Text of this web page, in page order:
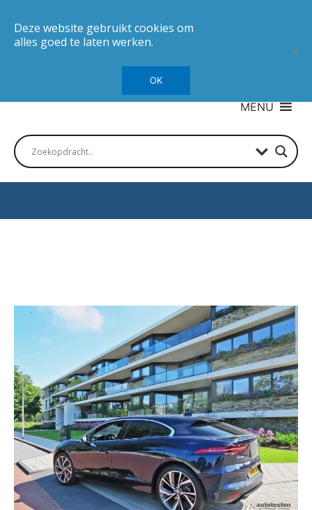
MENU
Deze website gebruikt cookies om
alles goed te laten werken.
OK